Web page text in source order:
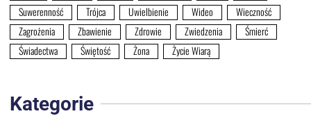
Suwerenność
Trójca Uwielbienie Wideo
Wieczność
Zagrożenia
Zbawienie Zdrowie Zwiedzenia
Śmierć
Świadectwa
Świętość Żona Życie Wiarą
Kategorie